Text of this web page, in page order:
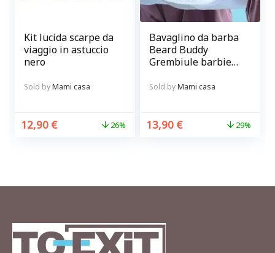
Kit lucida scarpe da
viaggio in astuccio
nero
Sold byMami casa
12,90 € 26%
Bavaglino da barba
Beard Buddy
Grembiule barbiere
curare la barba
Sold byMami casa
13,90 € 29%